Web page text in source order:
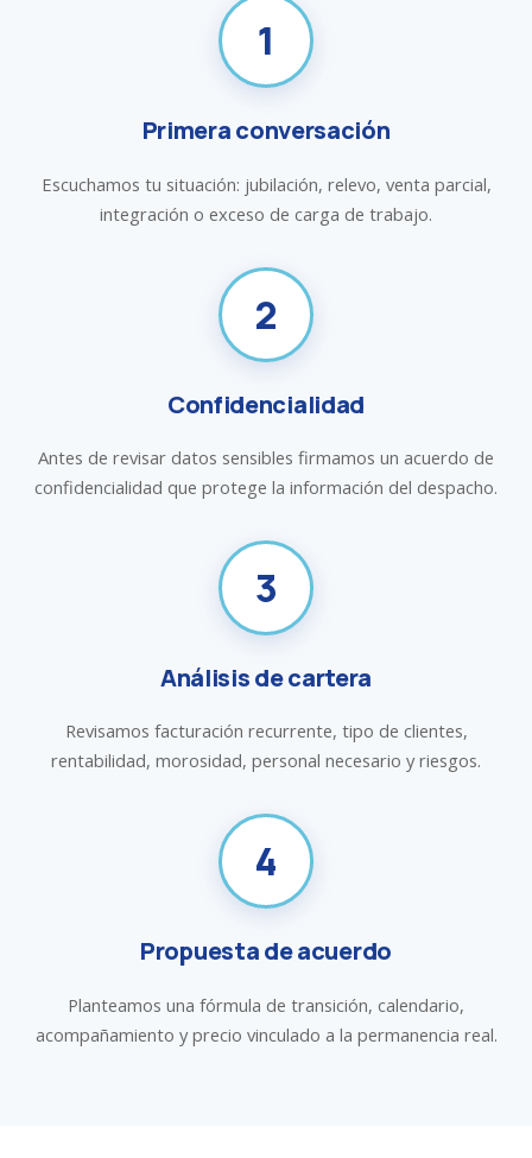
1
Primera conversación
Escuchamos tu situación: jubilación, relevo, venta parcial,
integración o exceso de carga de trabajo.
2
Confidencialidad
Antes de revisar datos sensibles firmamos un acuerdo de
confidencialidad que protege la información del despacho.
3
Análisis de cartera
Revisamos facturación recurrente, tipo de clientes,
rentabilidad, morosidad, personal necesario y riesgos.
4
Propuesta de acuerdo
Planteamos una fórmula de transición, calendario,
acompañamiento y precio vinculado a la permanencia real.